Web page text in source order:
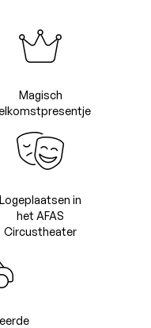
Magisch
Logeplaatsen in
het AFAS
Circustheater